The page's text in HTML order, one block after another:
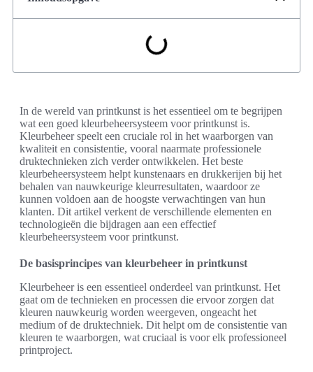
In de wereld van printkunst is het essentieel om te begrijpen
wat een goed kleurbeheersysteem voor printkunst is.
Kleurbeheer speelt een cruciale rol in het waarborgen van
kwaliteit en consistentie, vooral naarmate professionele
druktechnieken zich verder ontwikkelen. Het beste
kleurbeheersysteem helpt kunstenaars en drukkerijen bij het
behalen van nauwkeurige kleurresultaten, waardoor ze
kunnen voldoen aan de hoogste verwachtingen van hun
klanten. Dit artikel verkent de verschillende elementen en
technologieën die bijdragen aan een effectief
kleurbeheersysteem voor printkunst.
De basisprincipes van kleurbeheer in printkunst
Kleurbeheer is een essentieel onderdeel van printkunst. Het
gaat om de technieken en processen die ervoor zorgen dat
kleuren nauwkeurig worden weergeven, ongeacht het
medium of de druktechniek. Dit helpt om de consistentie van
kleuren te waarborgen, wat cruciaal is voor elk professioneel
printproject.